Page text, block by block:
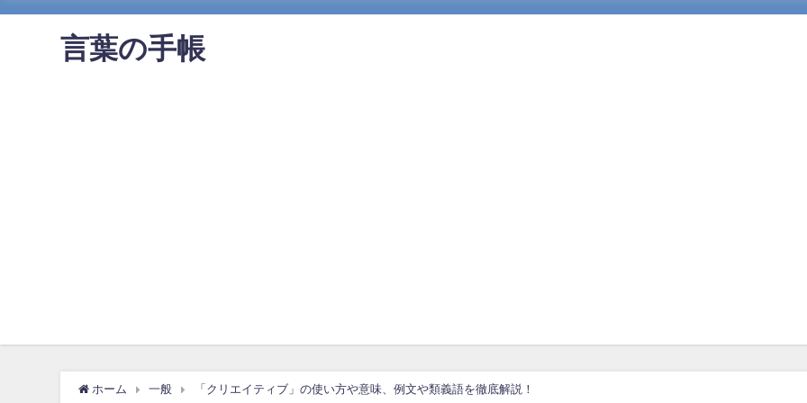
言葉の手帳
ホーム 一般 「クリエイティブ」の使い方や意味、例文や類義語を徹底解説！